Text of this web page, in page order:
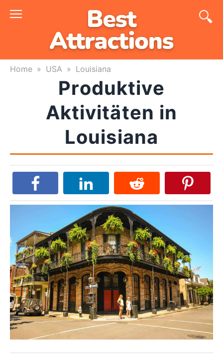
Skip
Home » USA » Louisiana
Produktive
Aktivitäten in
Louisiana